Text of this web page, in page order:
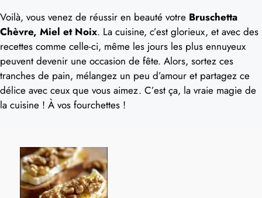
Voilà, vous venez de réussir en beauté votre Bruschetta
Chèvre, Miel et Noix. La cuisine, c’est glorieux, et avec des
recettes comme celle-ci, même les jours les plus ennuyeux
peuvent devenir une occasion de fête. Alors, sortez ces
tranches de pain, mélangez un peu d’amour et partagez ce
délice avec ceux que vous aimez. C’est ça, la vraie magie de
la cuisine ! À vos fourchettes !